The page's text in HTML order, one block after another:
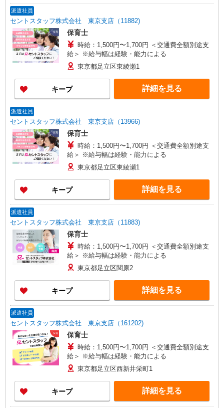
派遣社員
セントスタッフ株式会社 東京支店（11882)
保育士
時給：1,500円〜1,700円 ＜交通費全額別途支
給＞ ※給与幅は経験・能力による
東京都足立区東綾瀬1
キープ 詳細を見る
派遣社員
セントスタッフ株式会社 東京支店（13966)
保育士
時給：1,500円〜1,700円 ＜交通費全額別途支
給＞ ※給与幅は経験・能力による
東京都足立区東綾瀬1
キープ 詳細を見る
派遣社員
セントスタッフ株式会社 東京支店（11883)
保育士
時給：1,500円〜1,700円 ＜交通費全額別途支
給＞ ※給与幅は経験・能力による
東京都足立区関原2
キープ 詳細を見る
派遣社員
セントスタッフ株式会社 東京支店（161202)
保育士
時給：1,500円〜1,700円 ＜交通費全額別途支
給＞ ※給与幅は経験・能力による
東京都足立区西新井栄町1
キープ 詳細を見る